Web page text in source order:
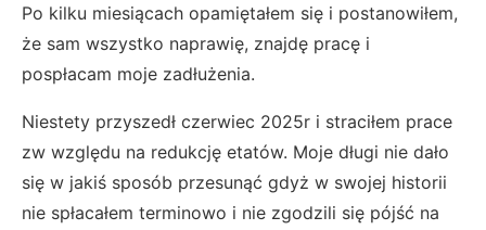
Po kilku miesiącach opamiętałem się i postanowiłem,
że sam wszystko naprawię, znajdę pracę i
pospłacam moje zadłużenia.
Niestety przyszedł czerwiec 2025r i straciłem prace
zw względu na redukcję etatów. Moje długi nie dało
się w jakiś sposób przesunąć gdyż w swojej historii
nie spłacałem terminowo i nie zgodzili się pójść na